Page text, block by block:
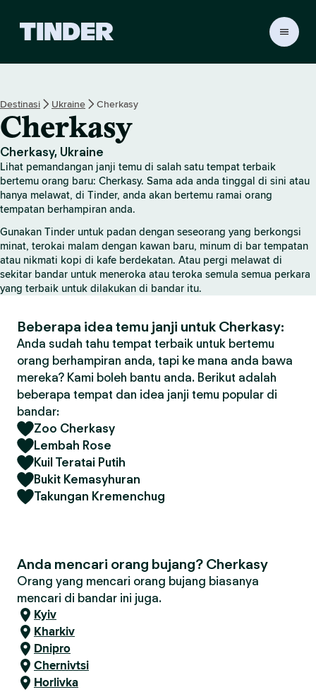
a
U
a
m
a
T
n
d
e
r
Destinasi Ukraine Cherkasy
Cherkasy
Cherkasy, Ukraine
Lihat pemandangan janji temu di salah satu tempat terbaik
bertemu orang baru: Cherkasy. Sama ada anda tinggal di sini atau
hanya melawat, di Tinder, anda akan bertemu ramai orang
tempatan berhampiran anda.
Gunakan Tinder untuk padan dengan seseorang yang berkongsi
minat, terokai malam dengan kawan baru, minum di bar tempatan
atau nikmati kopi di kafe berdekatan. Atau pergi melawat di
sekitar bandar untuk meneroka atau teroka semula semua perkara
yang terbaik untuk dilakukan di bandar itu.
Beberapa idea temu janji untuk Cherkasy:
Anda sudah tahu tempat terbaik untuk bertemu
orang berhampiran anda, tapi ke mana anda bawa
mereka? Kami boleh bantu anda. Berikut adalah
beberapa tempat dan idea janji temu popular di
bandar:
Zoo Cherkasy
Lembah Rose
Kuil Teratai Putih
Bukit Kemasyhuran
Takungan Kremenchug
Anda mencari orang bujang? Cherkasy
Orang yang mencari orang bujang biasanya
mencari di bandar ini juga.
Kyiv
Kharkiv
Dnipro
Chernivtsi
Horlivka